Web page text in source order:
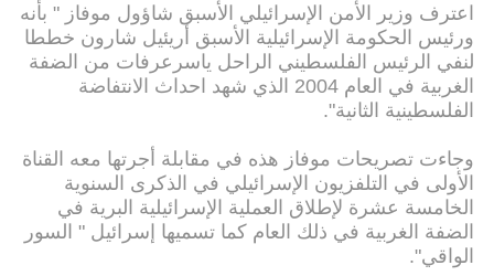
اعترف وزير الأمن الإسرائيلي الأسبق شاؤول موفاز " بأنه
ورئيس الحكومة الإسرائيلية الأسبق أريئيل شارون خططا
لنفي الرئيس الفلسطيني الراحل ياسرعرفات من الضفة
الغربية في العام 2004 الذي شهد احداث الانتفاضة
الفلسطينية الثانية".
وجاءت تصريحات موفاز هذه في مقابلة أجرتها معه القناة
الأولى في التلفزيون الإسرائيلي في الذكرى السنوية
الخامسة عشرة لإطلاق العملية الإسرائيلية البرية في
الضفة الغربية في ذلك العام كما تسميها إسرائيل " السور
الواقي".